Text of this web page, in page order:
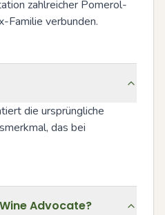
zahlreicher Pomerol-
Familie verbunden.
die ursprüngliche
das bei
Advocate?